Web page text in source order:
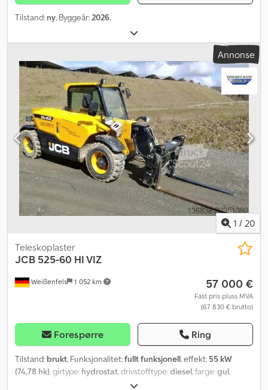
Tilstand: ny, Byggeår:2026,
Annonse
1 / 20
Weißenfels 1 052 km
Teleskoplaster
JCB 525-60 HI VIZ
57 000 €
Fast pris pluss MVA
(67 830 € brutto)
Forespørre Ring
Tilstand: brukt, Funksjonalitet:fullt funksjonell, effekt: 55 kW
(74,78 hk) , girtype: hydrostat , drivstofftype:diesel , farge:gul
6 000 mm